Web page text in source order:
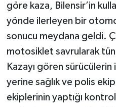
göre kaza, Bilensir’in
yönde ilerleyen bir
sonucu meydana geldi.
motosiklet savrularak
Kazayı gören sürücülerin
yerine sağlık ve polis
ekiplerinin yaptığı